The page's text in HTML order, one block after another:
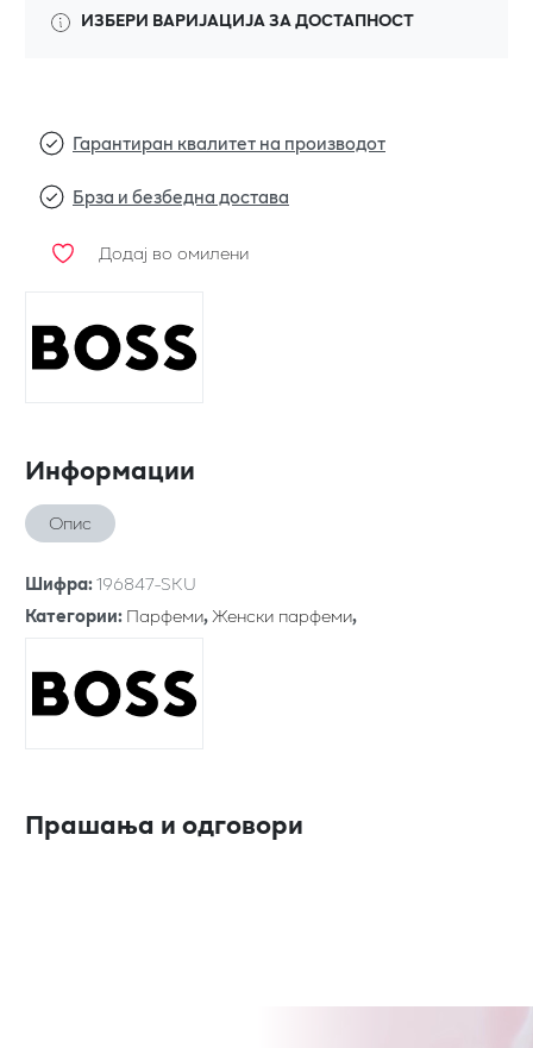
ИЗБЕРИ ВАРИЈАЦИЈА ЗА ДОСТАПНОСТ
Гарантиран квалитет на производот
Брза и безбедна достава
Додај во омилени
Информации
Опис
Шифра:196847-SKU
Категории:Парфеми,Женски парфеми,
Прашања и одговори